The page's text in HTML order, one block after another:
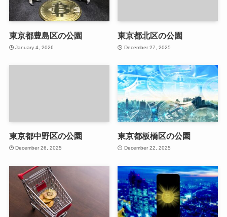
東京都豊島区の公園
January 4, 2026
東京都北区の公園
December 27, 2025
東京都中野区の公園
December 26, 2025
東京都板橋区の公園
December 22, 2025